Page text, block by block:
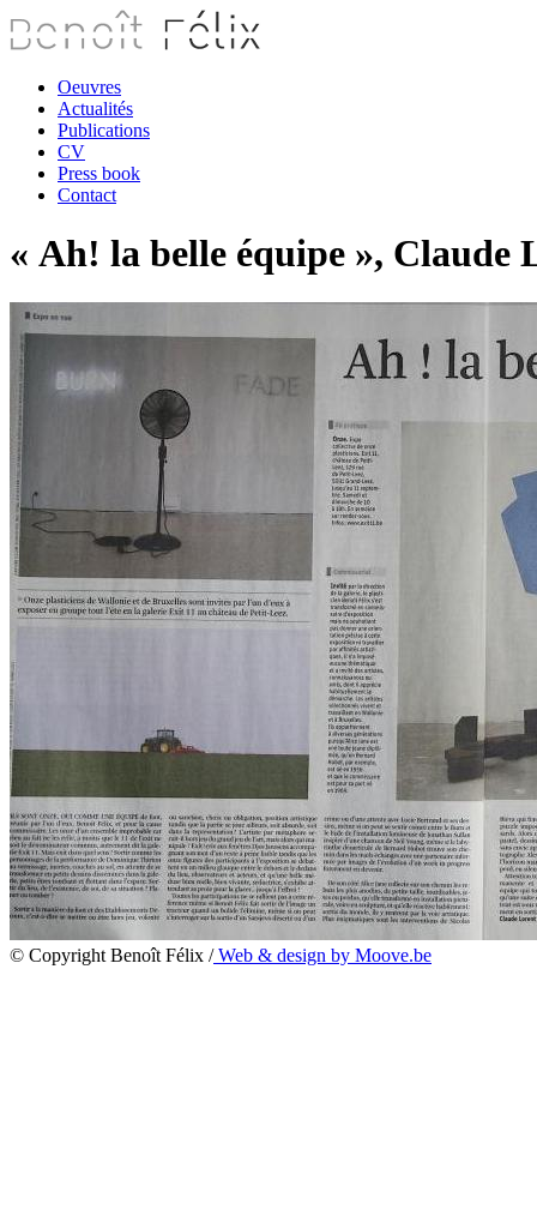
Oeuvres
Actualités
Publications
CV
Press book
Contact
« Ah! la belle équipe », Claude
© Copyright Benoît Félix /Web & design by Moove.be